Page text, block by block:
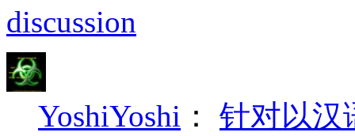
discussion
YoshiYoshi ： 针对以汉